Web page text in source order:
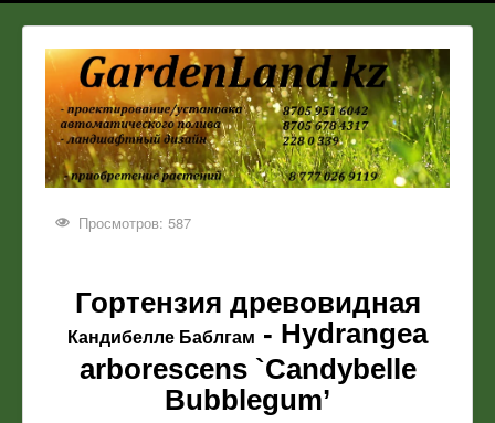
Просмотров: 587
Гортензия древовидная
Кандибелле Баблгам - Hydrangea
arborescens `Candybelle
Bubblegum’